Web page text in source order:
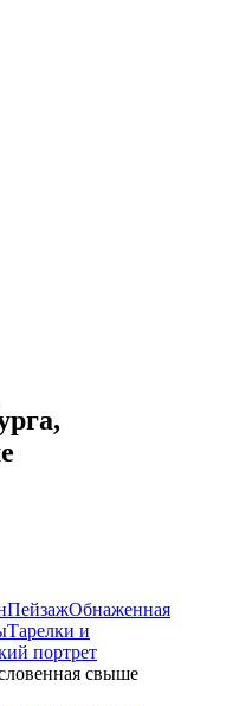
ПейзажОбнаженная
Тарелки и
портрет
свыше